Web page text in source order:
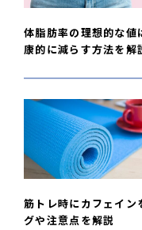
体脂肪率の理想的な値
康的に減らす方法を解
筋トレ時にカフェイン
グや注意点を解説